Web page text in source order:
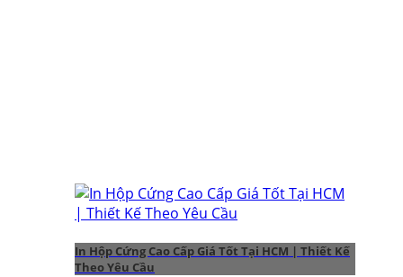
In Hộp Cứng Cao Cấp Giá Tốt Tại HCM | Thiết Kế
Theo Yêu Cầu